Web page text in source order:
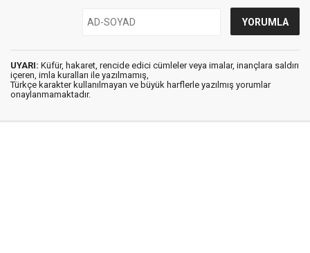
UYARI: Küfür, hakaret, rencide edici cümleler veya imalar, inançlara saldırı
içeren, imla kuralları ile yazılmamış,
Türkçe karakter kullanılmayan ve büyük harflerle yazılmış yorumlar
onaylanmamaktadır.